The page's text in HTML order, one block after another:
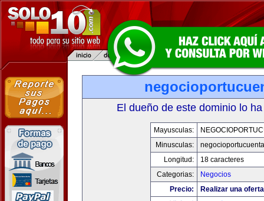
El dueño de este dominio lo
Mayusculas:
Minusculas:
Longitud:
18 caracteres
Categorias:
Negocios
Precio:
Realizar una